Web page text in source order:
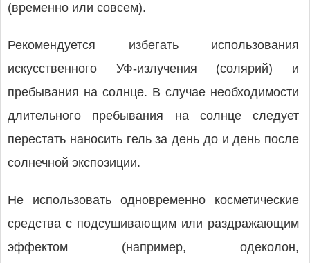
(временно или совсем).
Рекомендуется избегать использования
искусственного УФ-излучения (солярий) и
пребывания на солнце. В случае необходимости
длительного пребывания на солнце следует
перестать наносить гель за день до и день после
солнечной экспозиции.
Не использовать одновременно косметические
средства с подсушивающим или раздражающим
эффектом (например, одеколон,